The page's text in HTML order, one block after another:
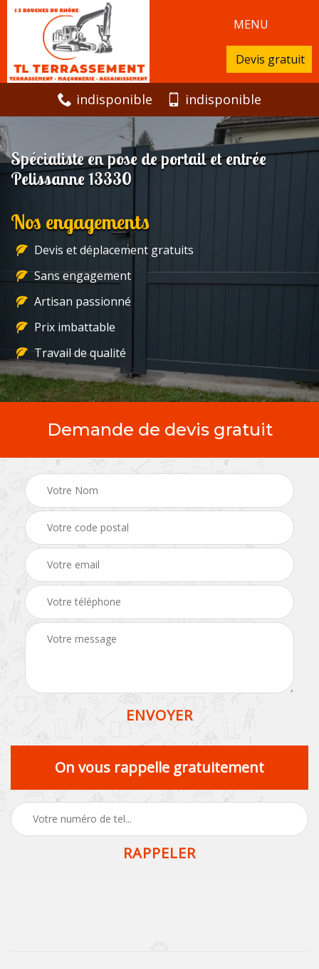
MENU
Devis gratuit
indisponible indisponible
Spécialiste en pose de portail et entrée
Pelissanne 13330
Nos engagements
Devis et déplacement gratuits
Sans engagement
Artisan passionné
Prix imbattable
Travail de qualité
Demande de devis gratuit
On vous rappelle gratuitement